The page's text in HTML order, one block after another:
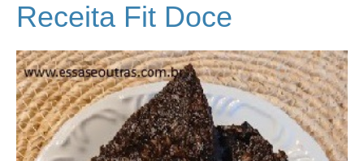
Receita Fit Doce